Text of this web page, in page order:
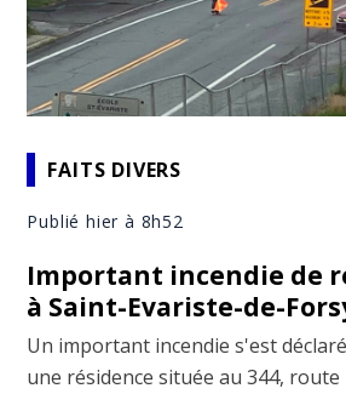
FAITS DIVERS
Publié hier à 8h52
Important incendie de
à Saint-Evariste-de-
Un important incendie s'est
une résidence située au 344, route